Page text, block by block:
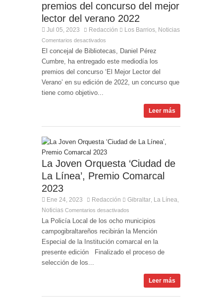
premios del concurso del mejor
lector del verano 2022
Jul 05, 2023 Redacción Los Barrios Noticias
Comentarios desactivados
El concejal de Bibliotecas, Daniel Pérez
Cumbre, ha entregado este mediodía los
premios del concurso ‘El Mejor Lector del
Verano’ en su edición de 2022, un concurso que
tiene como objetivo...
Leer más
La Joven Orquesta ‘Ciudad de
La Línea’, Premio Comarcal
2023
Ene 24, 2023 Redacción Gibraltar La Línea
Noticias Comentarios desactivados
La Policía Local de los ocho municipios
campogibraltareños recibirán la Mención
Especial de la Institución comarcal en la
presente edición Finalizado el proceso de
selección de los...
Leer más